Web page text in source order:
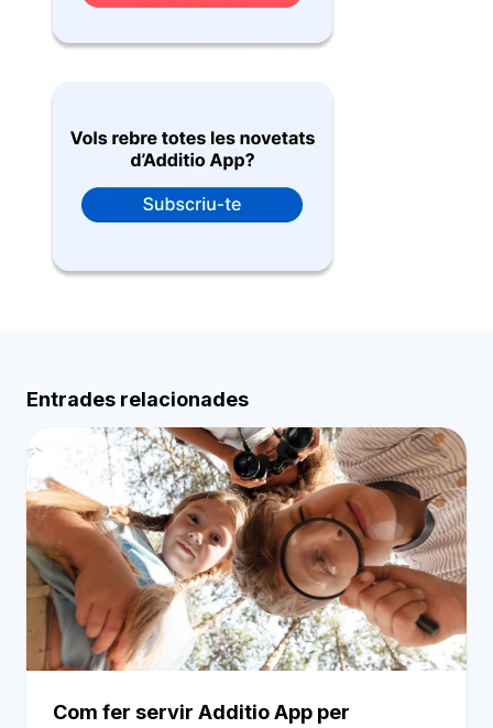
Entrades relacionades
Com fer servir Additio App per